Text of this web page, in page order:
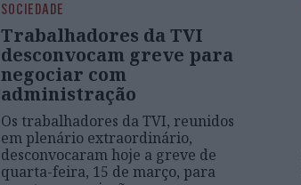
SOCIEDADE
Trabalhadores da TVI
desconvocam greve para
negociar com
administração
Os trabalhadores da TVI, reunidos
em plenário extraordinário,
desconvocaram hoje a greve de
quarta-feira, 15 de março, para